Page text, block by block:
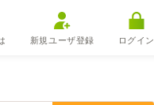
新規ユーザ登録 ログイン